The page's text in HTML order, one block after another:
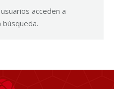
acceden a